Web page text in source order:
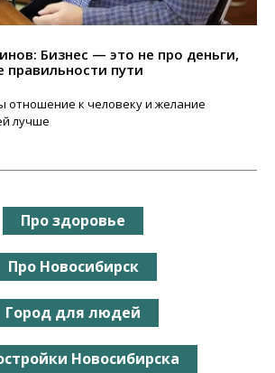
Бизнес — это не про деньги,
пути
отношение к человеку и желание
лучше
Про здоровье
Про Новосибирск
Город для людей
Новосибирска